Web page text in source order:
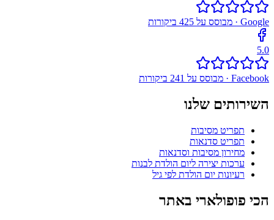
Google · מבוסס על 425 ביקורות
5.0
Facebook · מבוסס על 241 ביקורות
השירותים שלנו
תפריט מסיבות
תפריט סדנאות
מחירון מסיבות וסדנאות
ערכות יצירה ליום הולדת לבנות
רעיונות יום הולדת לפי גיל
הכי פופולארי באתר